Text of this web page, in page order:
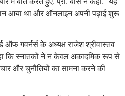
में बात करते हुए, प्रो. बोस ने कहा, "यह
आया था और ऑनलाइन अपनी पढ़ाई शुरू
ऑफ गवर्नर्स के अध्यक्ष राजेश श्रीवास्तव
कि स्नातकों ने न केवल अकादमिक रूप से
और चुनौतियों का सामना करने की